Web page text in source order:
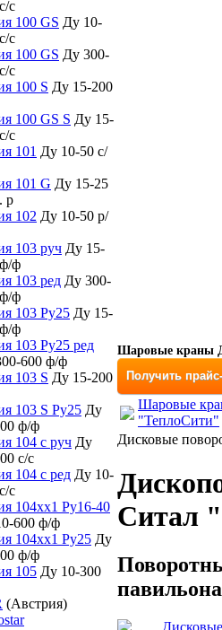
c
100 GS Ду 10-
c
100 GS Ду 300-
c
100 S Ду 15-200
100 GS S Ду 15-
c
101 Ду 10-50 с/
101 G Ду 15-25
р
102 Ду 10-50 р/
103 руч Ду 15-
ф
103 ред Ду 300-
ф
103 Ру25 Ду 15-
ф
103 Ру25 ред
600 ф/ф
103 S Ду 15-200
103 S Ру25 Ду
ф/ф
104 с руч Ду
с/с
104 с ред Ду 10-
с
104xx1 Ру16-40
600 ф/ф
104xx1 Ру25 Ду
ф/ф
105 Ду 10-300
(Австрия)
Шаровые краны
Получить
Шаровые
"ТеплоСити"
Дисковые
Ситал